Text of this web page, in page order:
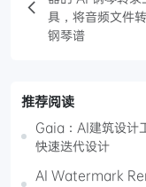
具，将音频文件
钢琴谱
推荐阅读
Gaia：AI建筑设计
快速迭代设计
AI Watermark